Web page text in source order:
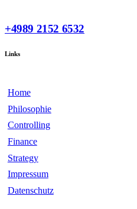
+4989 2152 6532
Links
Home
Philosophie
Controlling
Finance
Strategy
Impressum
Datenschutz